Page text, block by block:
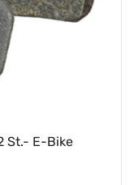
St.- E-Bike